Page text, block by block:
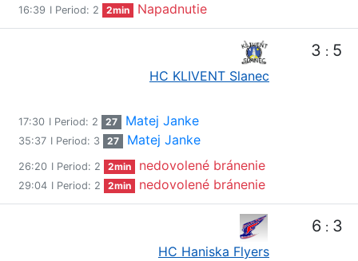
16:39 I Period: 2 2min Napadnutie
HC KLIVENT Slanec
3 : 5
17:30 I Period: 2 27 Matej Janke
35:37 I Period: 3 27 Matej Janke
26:20 I Period: 2 2min nedovolené bránenie
29:04 I Period: 2 2min nedovolené bránenie
HC Haniska Flyers
6 : 3